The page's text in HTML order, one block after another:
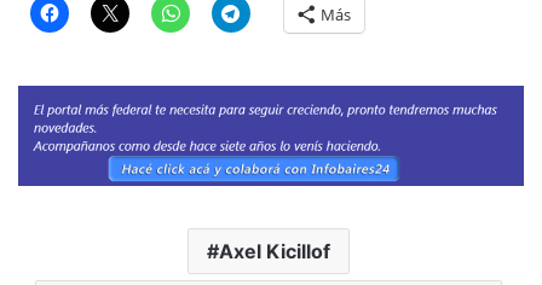
Más
Axel Kicillof